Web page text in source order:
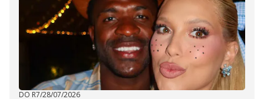
DO R7/28/07/2026